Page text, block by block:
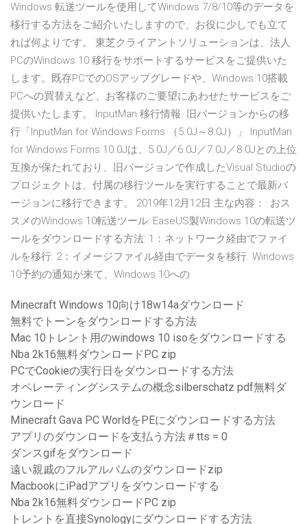
Windows 転送ツールを使用してWindows 7/8/10等のデータを
移行する方法をご紹介いたしますので、お役に少しでも立て
れば何よりです。 東芝クライアントソリューションは、法人
PCのWindows 10 移行をサポートするサービスをご提供いた
します。既存PCでのOSアップグレードや、Windows 10搭載
PCへの買替えなど、お客様のご要望にあわせたサービスをご
提供いたします。 InputMan 移行情報. 旧バージョンからの移
行「InputMan for Windows Forms （5.0J～8.0J）」 InputMan
for Windows Forms 10.0Jは、5.0J／6.0J／7.0J／8.0Jとの上位
互換が保たれており、旧バージョンで作成したVisual Studioの
プロジェクトは、付属の移行ツールを実行することで最新バ
ージョンに移行できます。 2019年12月12日 主な内容：: おス
スメのWindows 10転送ツール: EaseUS製Windows 10の転送ツ
ールをダウンロードする方法: 1：ネットワーク経由でファイ
ルを移行: 2：イメージファイル経由でデータを移行. Windows
10予約の通知が来て、Windows 10への
Minecraft Windows 10向け18w14aダウンロード
無料でトーンをダウンロードする方法
Mac 10トレント用のwindows 10 isoをダウンロードする
Nba 2k16無料ダウンロードPC zip
PCでCookieの実行日をダウンロードする方法
オペレーティングシステムの概念silberschatz pdf無料ダ
ウンロード
Minecraft Gava PC WorldをPEにダウンロードする方法
アプリのダウンロードを支払う方法＃tts = 0
ダンスgifをダウンロード
遠い親戚のフルアルバムのダウンロードzip
MacbookにiPadアプリをダウンロードする
Nba 2k16無料ダウンロードPC zip
トレントを直接Synologyにダウンロードする方法